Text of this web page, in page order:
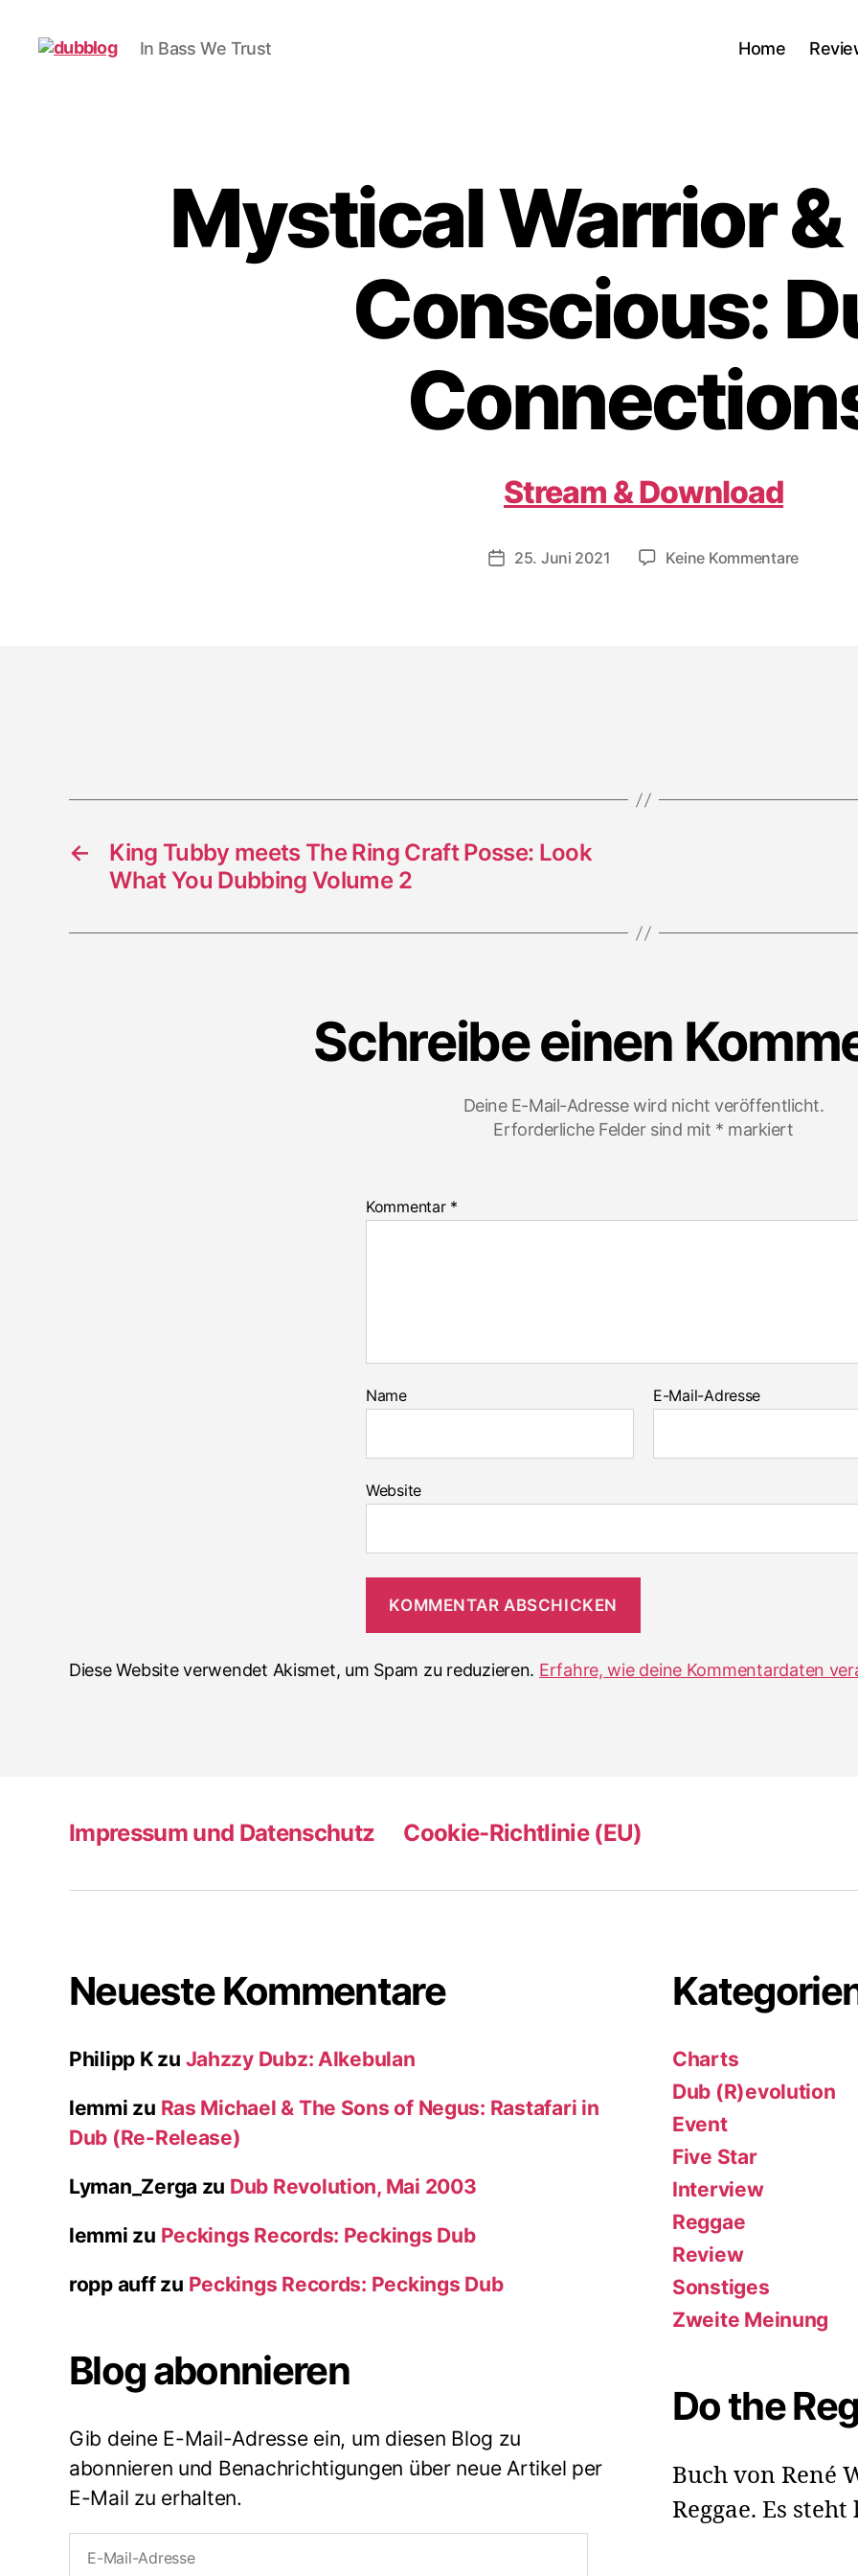
In Bass We Trust Home
Mystical Warrior
Conscious:
Stream & Download
Veröffentlichungsdatum
25. Juni 2021 Keine Kommentarezu
←
King Tubby meets The Ring Craft Posse: Look
What You Dubbing Volume 2
Schreibe einen
Deine E-Mail-Adresse wird nicht veröffentlicht.
Erforderliche Felder sind mit * markiert
Kommentar *
Name E-Mail-Adresse
Website
Diese Website verwendet Akismet, um Spam zu reduzieren. Erfahre, wie deine Kommentardaten
Impressum und Datenschutz Cookie-Richtlinie (EU)
Neueste Kommentare
Philipp Kzu Jahzzy Dubz: Alkebulan
lemmi zu Ras Michael & The Sons of Negus: Rastafari in
Dub (Re-Release)
Lyman_Zerga zu Dub Revolution, Mai 2003
lemmi zu Peckings Records: Peckings Dub
ropp auffzu Peckings Records: Peckings Dub
Blog abonnieren
Gib deine E-Mail-Adresse ein, um diesen Blog zu
abonnieren und Benachrichtigungen über neue Artikel per
E-Mail zu erhalten.
Mail-
Charts
Dub (R)evolution
Event
Five Star
Interview
Reggae
Review
Sonstiges
Zweite Meinung
Do the
Buch von René
Reggae. Es